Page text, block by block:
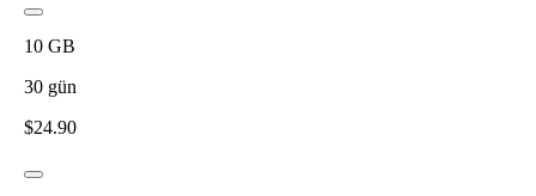
10 GB
30 gün
$24.90